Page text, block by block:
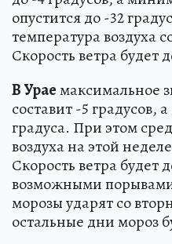
опустится до -32
температура воздуха
Скорость ветра будет
В Ураемаксимальное
составит -5 градусов,
градуса. При этом
воздуха на этой
Скорость ветра будет
возможными
морозы ударят со
остальные дни мороз